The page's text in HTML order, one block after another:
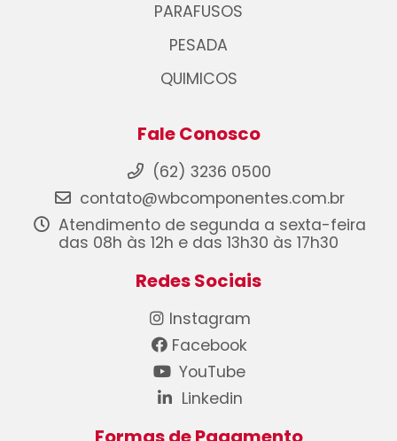
PARAFUSOS
PESADA
QUIMICOS
Fale Conosco
(62) 3236 0500
contato@wbcomponentes.com.br
Atendimento de segunda a sexta-feira
das 08h às 12h e das 13h30 às 17h30
Redes Sociais
Instagram
Facebook
YouTube
Linkedin